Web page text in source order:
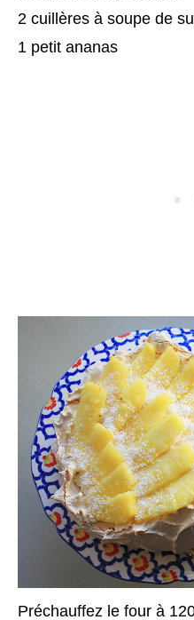
2 cuillères à soupe de
1 petit ananas
Préchauffez le four à